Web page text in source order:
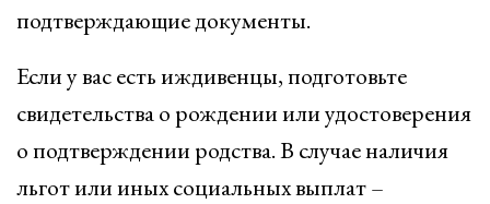
подтверждающие документы.
Если у вас есть иждивенцы, подготовьте
свидетельства о рождении или удостоверения
о подтверждении родства. В случае наличия
льгот или иных социальных выплат –